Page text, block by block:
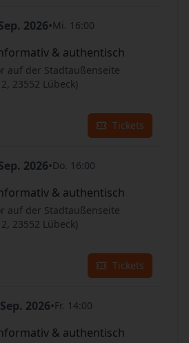
2026•Mi. 16:00
& authentisch
auf der Stadtaußenseite
23552 Lübeck)
Tickets
2026•Do. 16:00
& authentisch
auf der Stadtaußenseite
23552 Lübeck)
Tickets
Sep. 2026•Fr. 14:00
& authentisch